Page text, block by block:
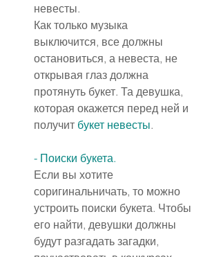
невесты.
Как только музыка
выключится, все должны
остановиться, а невеста, не
открывая глаз должна
протянуть букет. Та девушка,
которая окажется перед ней и
получит букет невесты.
- Поиски букета.
Если вы хотите
соригинальничать, то можно
устроить поиски букета. Чтобы
его найти, девушки должны
будут разгадать загадки,